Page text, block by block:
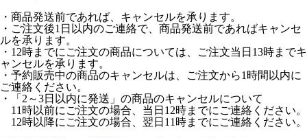
・商品発送前であれば、キャンセルを承ります。
・ご注文後1日以内のご連絡で、商品発送前であればキャンセ
ルを承ります。
・12時までにご注文の商品については、ご注文当日13時までキ
ャンセルを承ります。
・予約販売中の商品のキャンセルは、ご注文から1時間以内に
ご連絡ください。
・「2～3日以内に発送」の商品のキャンセルについて
11時以前にご注文の場合、当日12時までにご連絡ください。
12時以降にご注文の場合、翌日11時までにご連絡ください。